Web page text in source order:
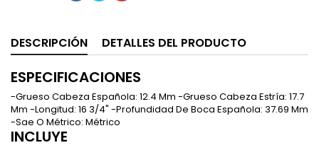
DESCRIPCIÓN DETALLES DEL PRODUCTO
ESPECIFICACIONES
-Grueso Cabeza Española: 12.4 Mm -Grueso Cabeza Estría: 17.7
Mm -Longitud: 16 3/4" -Profundidad De Boca Española: 37.69 Mm
-Sae O Métrico: Métrico
INCLUYE